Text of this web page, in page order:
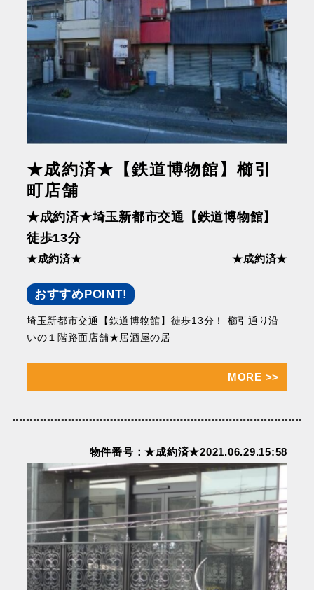
★成約済★【鉄道博物館】櫛引
町店舗
★成約済★埼⽟新都市交通【鉄道博物館】
徒歩13分
★成約済★ ★成約済★
おすすめPOINT!
埼⽟新都市交通【鉄道博物館】徒歩13分！ 櫛引通り沿
いの１階路⾯店舗★居酒屋の居
MORE >>
物件番号：★成約済★2021.06.29.15:58